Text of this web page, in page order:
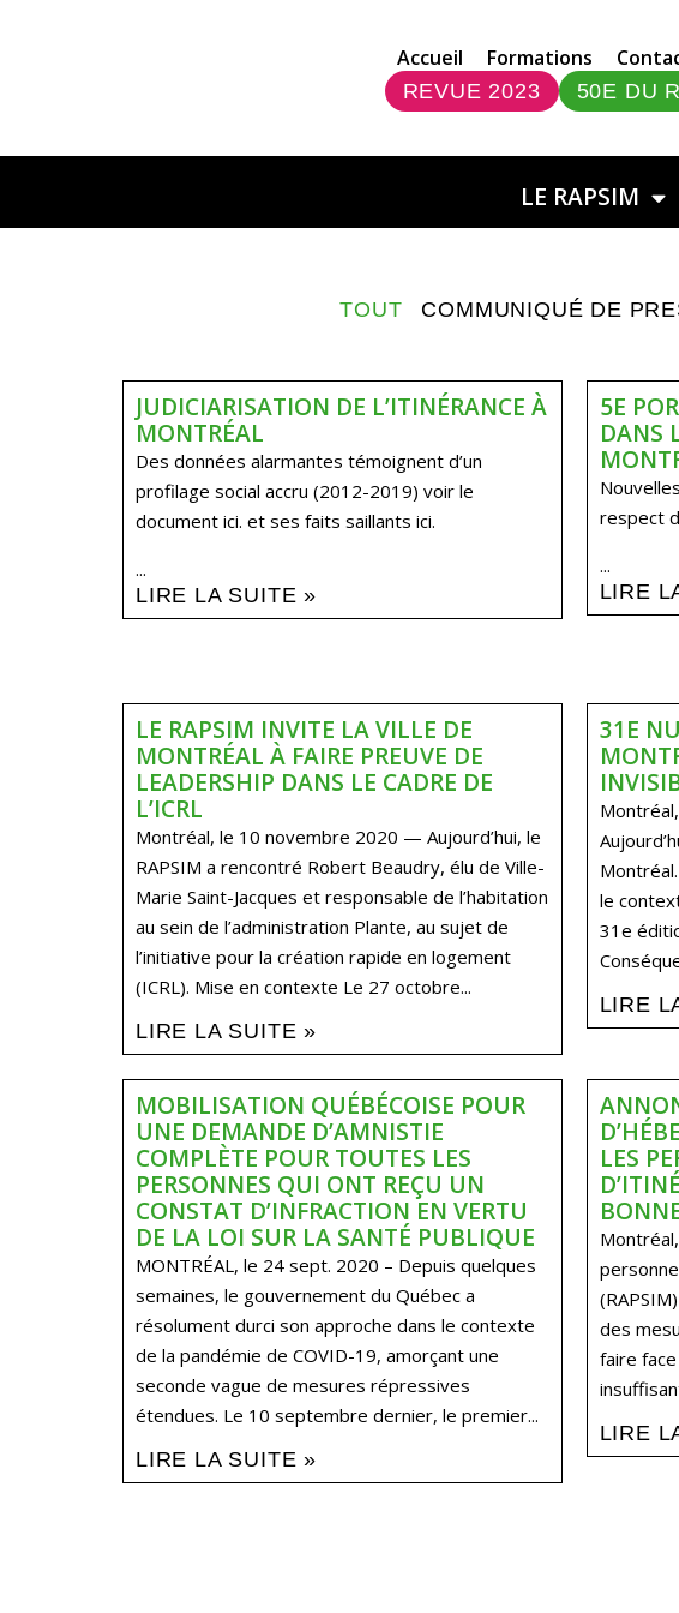
Accueil Formations
REVUE 2023 50E DU
LE RAPSIM
COMMUNIQUÉ DE
TOUT
JUDICIARISATION DE L’ITINÉRANCE À
MONTRÉAL
Des données alarmantes témoignent d’un
profilage social accru (2012-2019) voir le
document ici. et ses faits saillants ici.
...
LIRE LA SUITE »
5E
DANS
respect
...
LIRE
LE RAPSIM INVITE LA VILLE DE
MONTRÉAL À FAIRE PREUVE DE
LEADERSHIP DANS LE CADRE DE
L’ICRL
Montréal, le 10 novembre 2020 — Aujourd’hui, le
RAPSIM a rencontré Robert Beaudry, élu de Ville-
Marie Saint-Jacques et responsable de l’habitation
au sein de l’administration Plante, au sujet de
l’initiative pour la création rapide en logement
(ICRL). Mise en contexte Le 27 octobre...
LIRE LA SUITE »
31E
le
31e
LIRE
MOBILISATION QUÉBÉCOISE POUR
UNE DEMANDE D’AMNISTIE
COMPLÈTE POUR TOUTES LES
PERSONNES QUI ONT REÇU UN
CONSTAT D’INFRACTION EN VERTU
DE LA LOI SUR LA SANTÉ PUBLIQUE
MONTRÉAL, le 24 sept. 2020 – Depuis quelques
semaines, le gouvernement du Québec a
résolument durci son approche dans le contexte
de la pandémie de COVID-19, amorçant une
seconde vague de mesures répressives
étendues. Le 10 septembre dernier, le premier...
LIRE LA SUITE »
LES
des
faire
LIRE